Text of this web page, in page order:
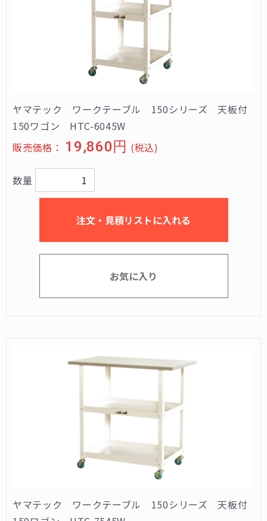
ヤマテック ワークテーブル 150シリーズ 天板付
150ワゴン HTC-6045W
販売価格： 19,860円 (税込)
数量
注文・見積リストに入れる
お気に入り
ヤマテック ワークテーブル 150シリーズ 天板付